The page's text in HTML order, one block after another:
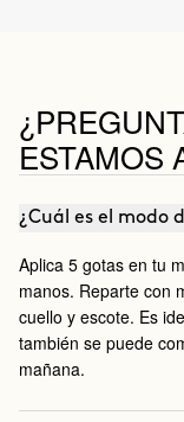
ESTAMOS
¿Cuál es el modo
Aplica 5 gotas en tu
manos. Reparte con
cuello y escote. Es
también se puede
mañana.